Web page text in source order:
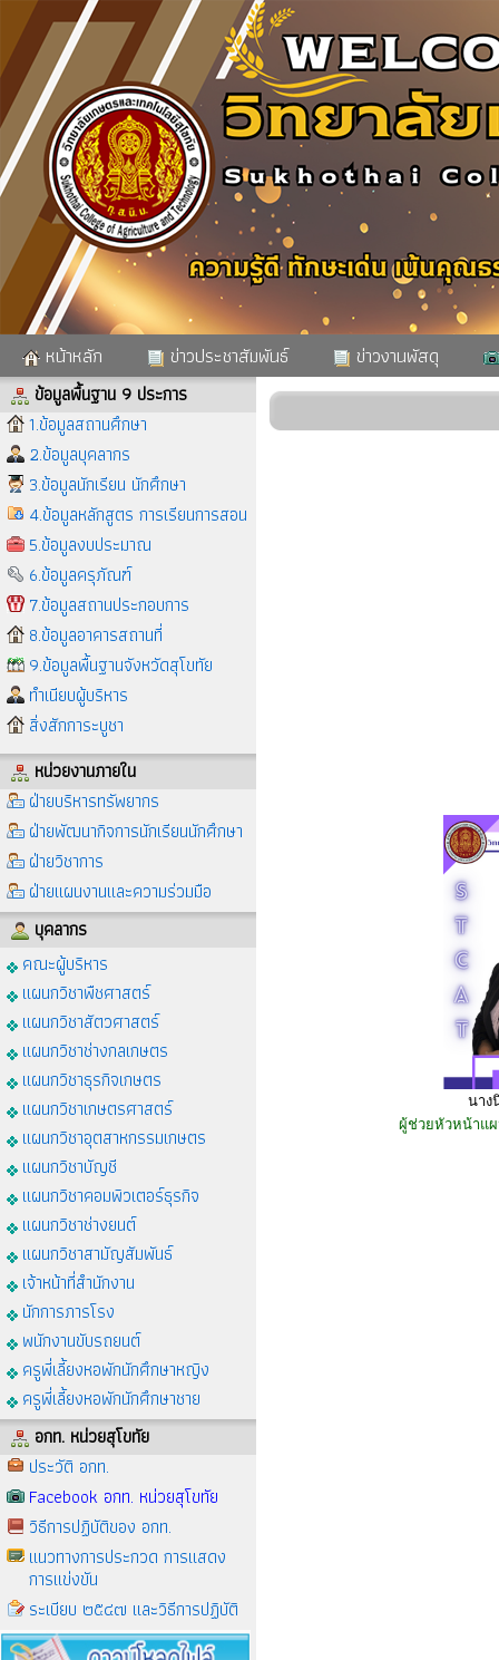
หน้าหลัก ข่าวประชาสัมพันธ์ ข่าวงานพัสดุ
ข้อมูลพื้นฐาน 9 ประการ
1.ข้อมูลสถานศึกษา
2.ข้อมูลบุคลากร
3.ข้อมูลนักเรียน นักศึกษา
4.ข้อมูลหลักสูตร การเรียนการสอน
5.ข้อมูลงบประมาณ
6.ข้อมูลครุภัณฑ์
7.ข้อมูลสถานประกอบการ
8.ข้อมูลอาคารสถานที่
9.ข้อมูลพื้นฐานจังหวัดสุโขทัย
ทำเนียบผู้บริหาร
สิ่งสักการะบูชา
หน่วยงานภายใน
ฝ่ายบริหารทรัพยากร
ฝ่ายพัฒนากิจการนักเรียนนักศึกษา
ฝ่ายวิชาการ
ฝ่ายแผนงานและความร่วมมือ
บุคลากร
คณะผู้บริหาร
แผนกวิชาพืชศาสตร์
แผนกวิชาสัตวศาสตร์
แผนกวิชาช่างกลเกษตร
แผนกวิชาธุรกิจเกษตร
แผนกวิชาเกษตรศาสตร์
แผนกวิชาอุตสาหกรรมเกษตร
แผนกวิชาบัญชี
แผนกวิชาคอมพิวเตอร์ธุรกิจ
แผนกวิชาช่างยนต์
แผนกวิชาสามัญสัมพันธ์
เจ้าหน้าที่สำนักงาน
นักการภารโรง
พนักงานขับรถยนต์
ครูพี่เลี้ยงหอพักนักศึกษาหญิง
ครูพี่เลี้ยงหอพักนักศึกษาชาย
อกท. หน่วยสุโขทัย
ประวัติ อกท.
Facebook อกท. หน่วยสุโขทัย
วิธีการปฏิบัติของ อกท.
แนวทางการประกวด การแสดง
การแข่งขัน
ระเบียบ ๒๕๔๗ และวิธีการปฏิบัติ
นาง
ผู้ช่วยหัวหน้าแ